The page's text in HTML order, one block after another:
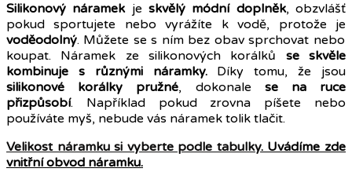
Silikonový náramekje skvělý módní doplněk, obzvlášť
pokud sportujete nebo vyrážíte k vodě, protože je
voděodolný. Můžete se s ním bez obav sprchovat nebo
koupat. Náramek ze silikonových korálků se skvěle
kombinuje s různými náramky. Díky tomu, že jsou
silikonové korálky pružné, dokonale se na ruce
přizpůsobí. Například pokud zrovna píšete nebo
používáte myš, nebude vás náramek tolik tlačit.
Velikost náramku si vyberte podle tabulky. Uvádíme zde
vnitřní obvod náramku.